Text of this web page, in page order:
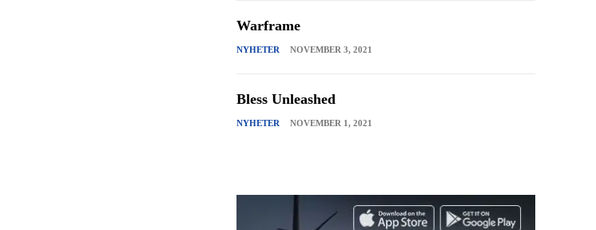
Warframe
NYHETER NOVEMBER 3, 2021
Bless Unleashed
NYHETER NOVEMBER 1, 2021